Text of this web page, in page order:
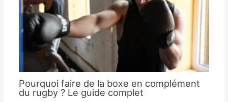
Pourquoi faire de la boxe en complément
du rugby ? Le guide complet